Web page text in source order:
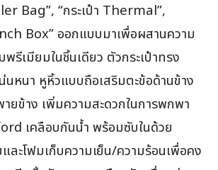
Bag”, “กระเป๋า Thermal”,
Box” ออกแบบมาเพื่อผสานความ
รีเมียมในชิ้นเดียว ตัวกระเป๋าทรง
หนา หูหิ้วแบบถือเสริมตะข้อด้านข้าง
ายข้าง เพิ่มความสะดวกในการพกพา
เคลือบกันน้ำ พร้อมซับในด้วย
ละโฟมเก็บความเย็น/ความร้อนเพื่อคง